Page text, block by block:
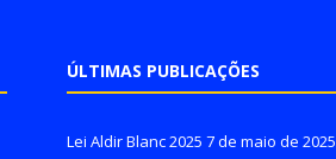
ÚLTIMAS PUBLICAÇÕES
Lei Aldir Blanc 2025 7 de maio de 2025